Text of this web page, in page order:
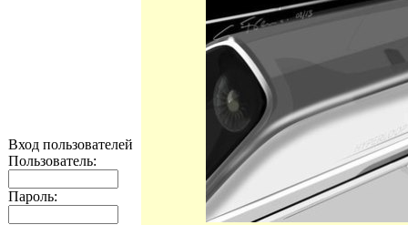
Вход пользователей
Пользователь:
Пароль: